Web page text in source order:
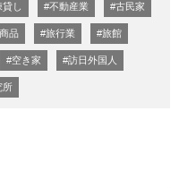
貸し #不動産業 #古民家
品 #旅行業 #旅館
#空き家 #訪日外国人
所